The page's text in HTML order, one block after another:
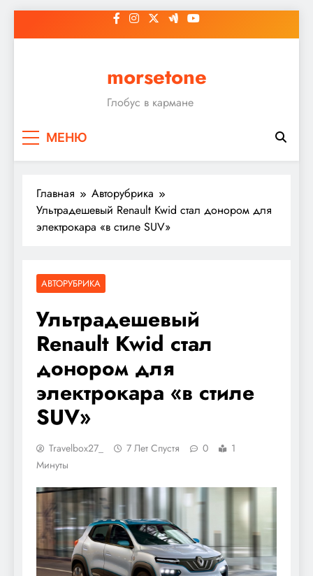
к
morsetone
Глобус в кармане
МЕНЮ
Главная
Авторубрика
Ультрадешевый Renault Kwid стал донором для
электрокара «в стиле SUV»
АВТОРУБРИКА
Ультрадешевый
Renault Kwid стал
донором для
электрокара «в стиле
SUV»
Travelbox27_ 7 Лет Спустя 0
1
Минуты